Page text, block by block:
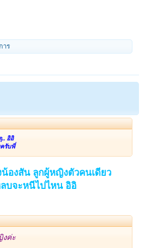
าร
.. อิอิ
ครับพี่
องสัน ลูกผู้หญิงตัวคนเดียว
ลบจะหนีไปไหน อิอิ
งค่ะ